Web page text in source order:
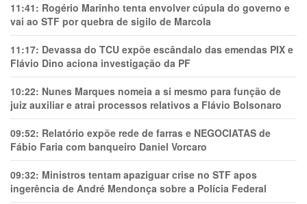
11:41: Rogério Marinho tenta envolver cúpula do governo e
vai ao STF por quebra de sigilo de Marcola
11:17: Devassa do TCU expõe escândalo das emendas PIX e
Flávio Dino aciona investigação da PF
10:22: Nunes Marques nomeia a si mesmo para função de
juiz auxiliar e atrai processos relativos a Flávio Bolsonaro
09:52: Relatório expõe rede de farras e NEGOCIATAS de
Fábio Faria com banqueiro Daniel Vorcaro
09:32: Ministros tentam apaziguar crise no STF apos
ingerência de André Mendonça sobre a Polícia Federal